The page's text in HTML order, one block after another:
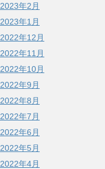
2023年2月
2023年1月
2022年12月
2022年11月
2022年10月
2022年9月
2022年8月
2022年7月
2022年6月
2022年5月
2022年4月